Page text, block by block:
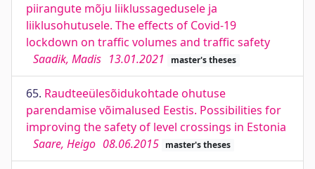
piirangute mõju liiklussagedusele ja
liiklusohutusele. The effects of Covid-19
lockdown on traffic volumes and traffic safety
Saadik, Madis 13.01.2021 master's theses
65. Raudteeülesõidukohtade ohutuse
parendamise võimalused Eestis. Possibilities for
improving the safety of level crossings in Estonia
Saare, Heigo 08.06.2015 master's theses